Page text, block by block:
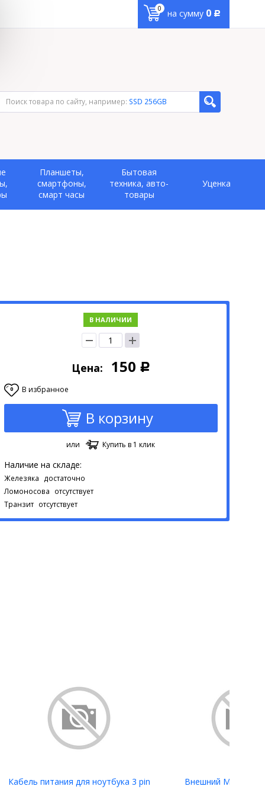
0 на сумму 0 Р
Поиск товара по сайту, например: SSD 256GB
Планшеты,
смартфоны,
смарт часы
Бытовая
техника, авто-
товары
Уценка
В НАЛИЧИИ
Цена: 150 Р
0 В избранное
В корзину
или Купить в 1 клик
Наличие на складе:
Железяка достаточно
Ломоносова отсутствует
Транзит отсутствует
Кабель питания для ноутбука 3 pin Внешний Mini SAS